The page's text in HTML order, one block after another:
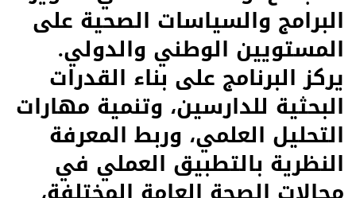
البرامج والسياسات الصحية على
المستويين الوطني والدولي.
يركز البرنامج على بناء القدرات
البحثية للدارسين، وتنمية مهارات
التحليل العلمي، وربط المعرفة
النظرية بالتطبيق العملي في